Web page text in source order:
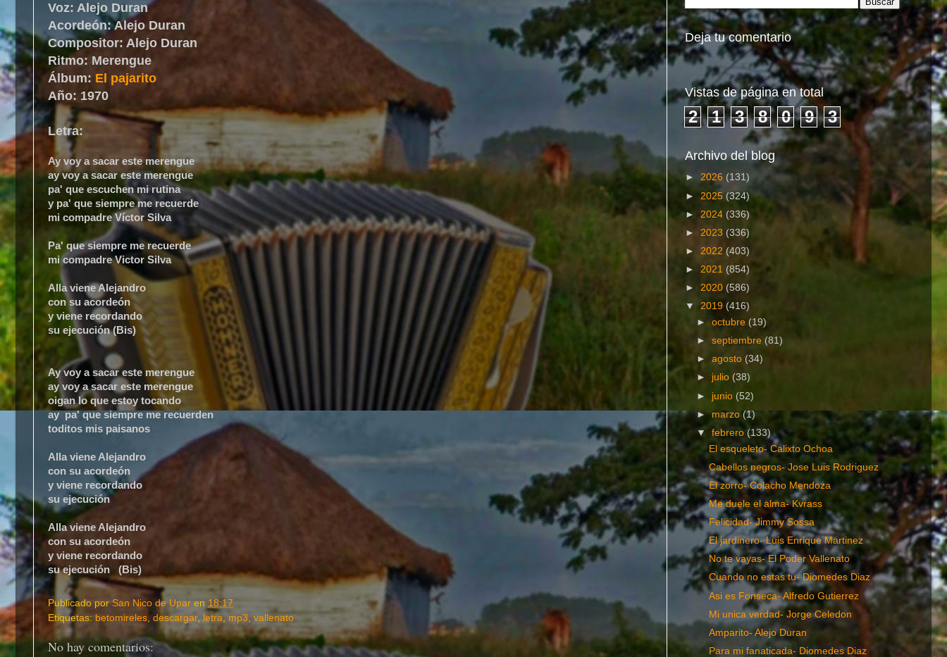
Voz: Alejo Duran
Acordeón: Alejo Duran
Compositor: Alejo Duran
Ritmo: Merengue
Álbum: El pajarito
Año: 1970
Letra:
Ay voy a sacar este merengue
ay voy a sacar este merengue
pa' que escuchen mi rutina
y pa' que siempre me recuerde
mi compadre Víctor Silva
Pa' que siempre me recuerde
mi compadre Victor Silva
Alla viene Alejandro
con su acordeón
y viene recordando
su ejecución (Bis)
Ay voy a sacar este merengue
ay voy a sacar este merengue
oigan lo que estoy tocando
ay pa' que siempre me recuerden
toditos mis paisanos
Alla viene Alejandro
con su acordeón
y viene recordando
su ejecución
Alla viene Alejandro
con su acordeón
y viene recordando
su ejecución (Bis)
Publicado por San Nico de Upar en 18:17
Etiquetas: betomireles, descargar, letra, mp3, vallenato
No hay comentarios:
Deja tu comentario
Vistas de página en total
2 1 3 8 0 9 3
Archivo del blog
► 2026 (131)
► 2025(324)
► 2024 (336)
► 2023 (336)
► 2022 (403)
► 2021 (854)
► 2020 (586)
▼ 2019 (416)
►octubre(19)
►septiembre(81)
►agosto (34)
► julio(38)
► junio (52)
►marzo(1)
▼febrero (133)
El esqueleto- Calixto Ochoa
Cabellos negros- Jose Luis Rodriguez
El zorro- Colacho Mendoza
Me duele el alma- Kvrass
Felicidad- Jimmy Sossa
El jardinero- Luis Enrique Martinez
No te vayas- El Poder Vallenato
Cuando no estas tu- Diomedes Diaz
Asi es Fonseca- Alfredo Gutierrez
Mi unica verdad- Jorge Celedon
Amparito- Alejo Duran
Para mi fanaticada- Diomedes Diaz